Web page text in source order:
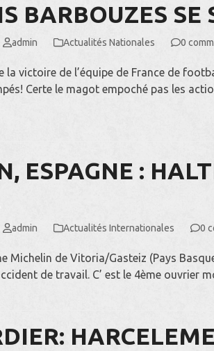
BARBOUZES SE
admin Actualités Nationales 0
la victoire de l’équipe de France de
Certe le magot empoché pas les
ESPAGNE :
admin Actualités Internationales 0
Michelin de Vitoria/Gasteiz (Pays
de travail. C’ est le 4ème ouvrier